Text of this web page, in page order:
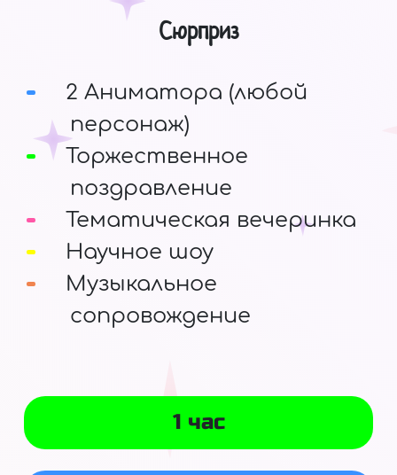
Сюрприз
2 Аниматора (любой
персонаж)
Торжественное
поздравление
Тематическая вечеринка
Научное шоу
Музыкальное
сопровождение
1 час